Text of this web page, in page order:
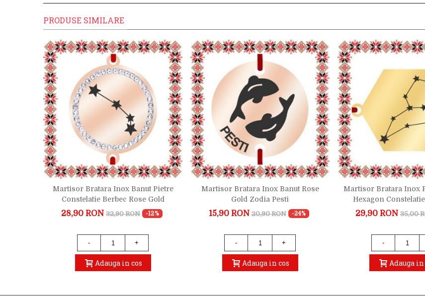
PRODUSE SIMILARE
Martisor Bratara Inox Banut Pietre
Constelatie Berbec Rose Gold
28,90 RON 32,90 RON -12%
- +
Adauga in cos
Martisor Bratara Inox Banut Rose
Gold Zodia Pesti
15,90 RON 20,90 RON -24%
- +
Adauga in cos
Martisor Bratara Inox
Hexagon
29,90 RON 35,00
-
Adauga in